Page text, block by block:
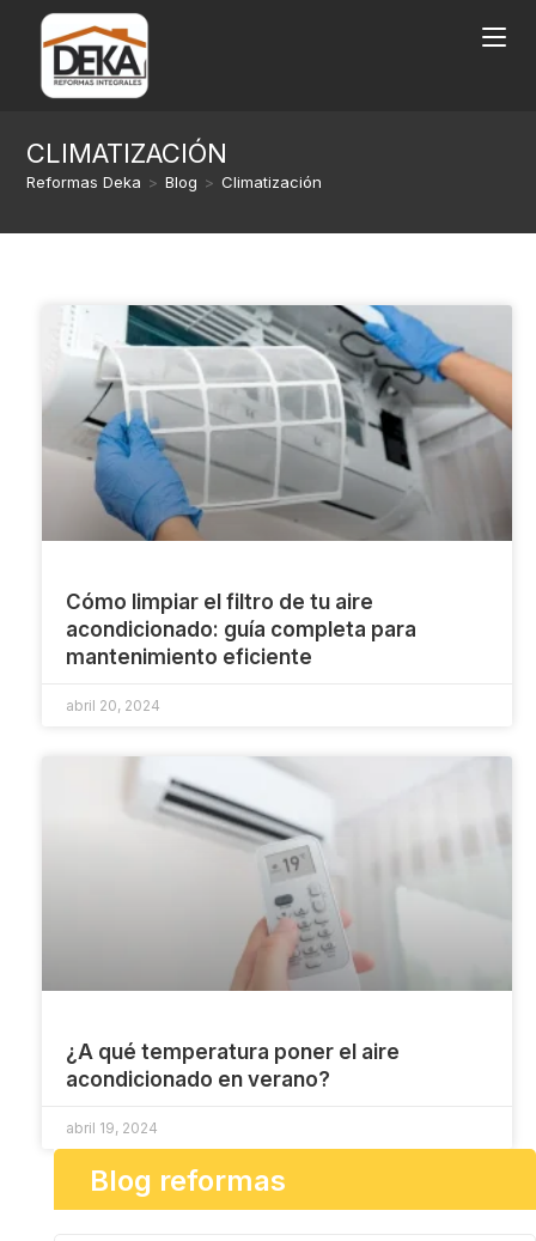
CLIMATIZACIÓN
Reformas Deka > Blog > Climatización
Cómo limpiar el filtro de tu aire
acondicionado: guía completa para
mantenimiento eficiente
abril 20, 2024
¿A qué temperatura poner el aire
acondicionado en verano?
abril 19, 2024
Blog reformas